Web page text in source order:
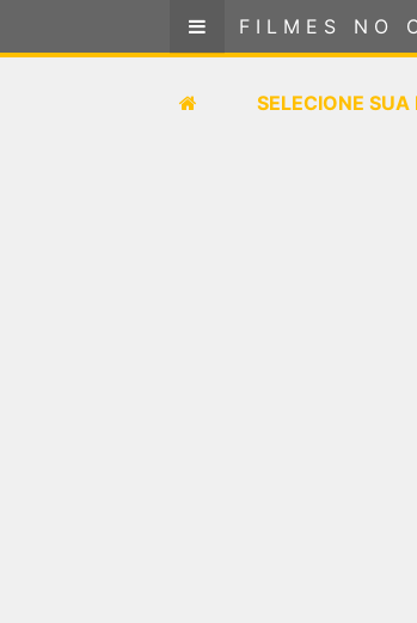
FILMES NO
SELECIONE
FILMES NO CINEMA
SELECIONE SUA LOCALIZAÇÃO